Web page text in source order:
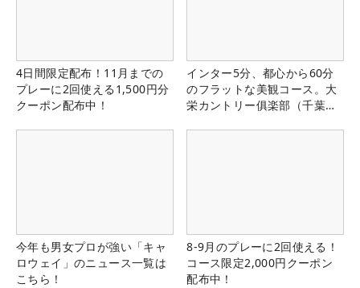
4日間限定配布！11月までの
プレーに2回使える1,500円分
クーポン配布中！
インター5分、都心から60分
のフラットな美観コース。大
栄カントリー俱楽部（千葉
今年も男女プロが強い「キャ
ロウェイ」のニュース一覧は
こちら！
8-9月のプレーに2回使える！
コース限定2,000円クーポン
配布中！